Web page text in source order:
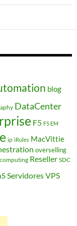
blog
DataCenter
F5 F5 EM
ip iRules MacVittie
overselling
Reseller SDC
Servidores VPS